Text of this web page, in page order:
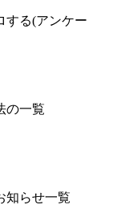
する(アンケー
の一覧
知らせ一覧